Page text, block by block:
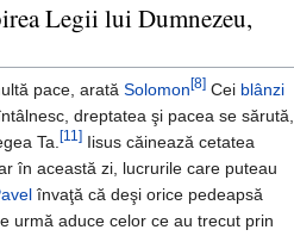
Legii lui Dumnezeu,
pace, arată Solomon[8] Cei blânzi
dreptatea şi pacea se sărută,
Ta.[11] Iisus căinează cetatea
în această zi, lucrurile care puteau
învaţă că deşi orice pedeapsă
urmă aduce celor ce au trecut prin